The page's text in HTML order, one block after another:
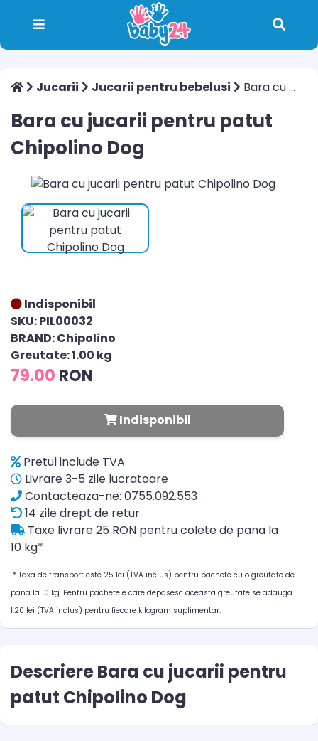
Jucarii Jucarii pentru bebelusi Bara cu jucarii pentru patut Chipolino Dog
Bara cu jucarii pentru patut
Chipolino Dog
Indisponibil
SKU: PIL00032
BRAND: Chipolino
Greutate: 1.00 kg
79.00 RON
Indisponibil
Pretul include TVA
Livrare 3-5 zile lucratoare
Contacteaza-ne: 0755.092.553
14 zile drept de retur
Taxe livrare 25 RON pentru colete de pana la
10 kg*
* Taxa de transport este 25 lei (TVA inclus) pentru pachete cu o greutate de
pana la 10 kg. Pentru pachetele care depasesc aceasta greutate se adauga
1.20 lei (TVA inclus) pentru fiecare kilogram suplimentar.
Descriere Bara cu jucarii pentru
patut Chipolino Dog